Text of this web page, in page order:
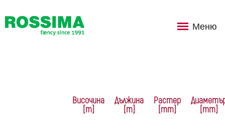
Меню
Височина
[m]
Дължина
[m]
Растер
[mm]
[mm]